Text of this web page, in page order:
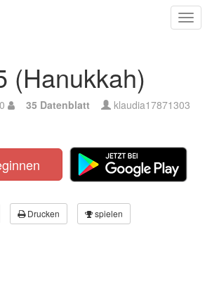
(Hanukkah)
0 35 Datenblatt klaudia17871303
Drucken spielen